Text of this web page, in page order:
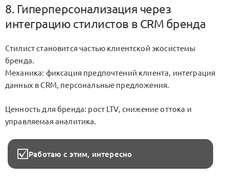
8. Гиперперсонализация через
интеграцию стилистов в CRM бренда
Стилист становится частью клиентской экосистемы
бренда.
Механика: фиксация предпочтений клиента, интеграция
данных в CRM, персональные предложения.
Ценность для бренда: рост LTV, снижение оттока и
управляемая аналитика.
Работаю с этим, интересно